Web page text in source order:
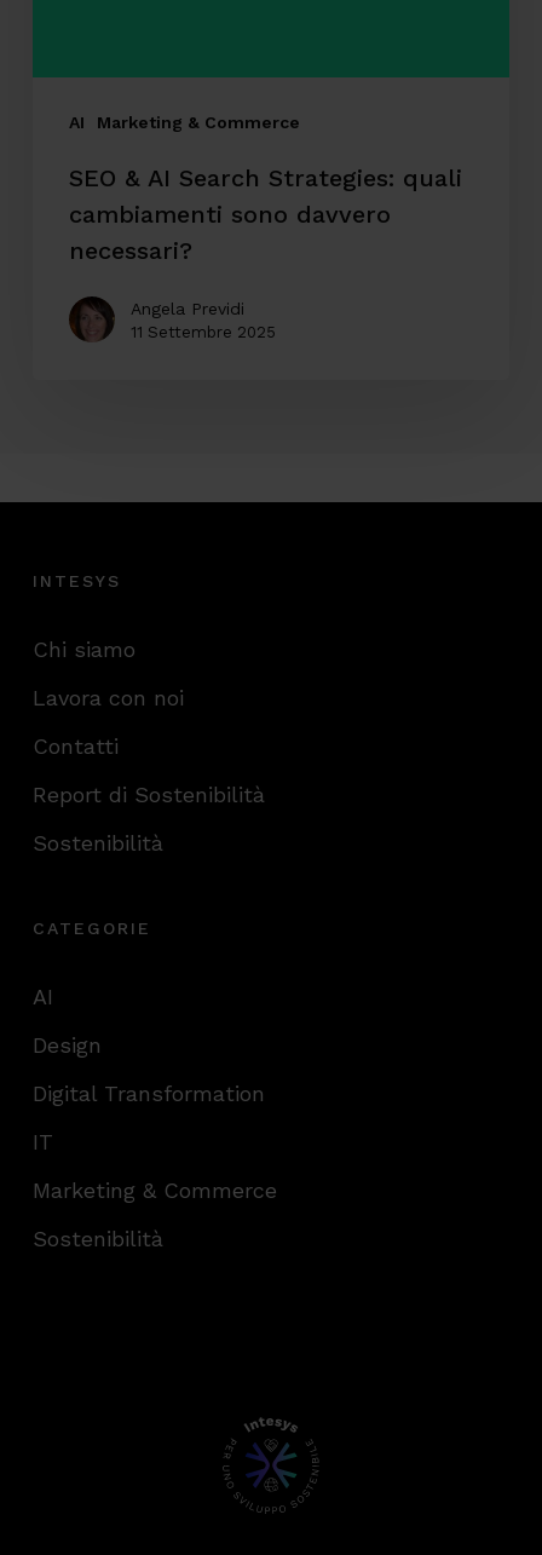
AI Marketing & Commerce
davvero
necessari?
SEO & AI Search Strategies: quali
cambiamenti sono davvero
necessari?
Angela Previdi
11 Settembre 2025
INTESYS
Chi siamo
Lavora con noi
Contatti
Report di Sostenibilità
Sostenibilità
CATEGORIE
AI
Design
Digital Transformation
IT
Marketing & Commerce
Sostenibilità